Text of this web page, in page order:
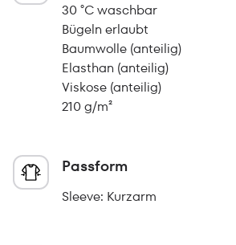
30 °C waschbar
Bügeln erlaubt
Baumwolle (anteilig)
Elasthan (anteilig)
Viskose (anteilig)
210 g/m²
Passform
Sleeve: Kurzarm